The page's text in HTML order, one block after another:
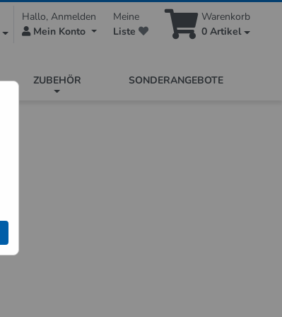
Hallo, Anmelden
Mein Konto
Meine
Liste
Warenkorb
0Artikel
ZUBEHÖR SONDERANGEBOTE